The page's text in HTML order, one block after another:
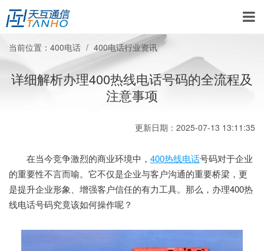
当前位置： 400电话 400电话行业资讯
详细解析办理400热线电话号码的全流程及
注意事项
更新日期：2025-07-13 13:11:35
在当今竞争激烈的商业环境中， 400热线电话号码对于企业
的重要性不言而喻。它不仅是企业与客户沟通的重要桥梁，更
是提升企业形象、增强客户信任的有力工具。那么，办理400热
线电话号码究竟该如何操作呢？